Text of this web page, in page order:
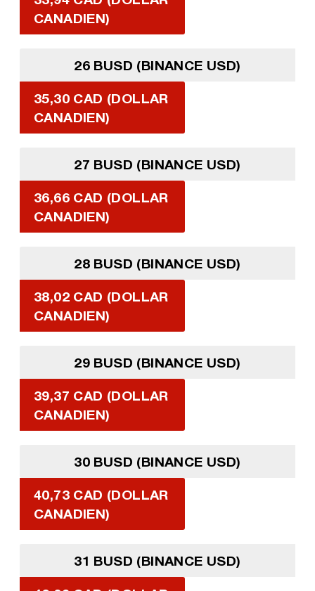
CANADIEN)
26 BUSD (BINANCE USD)
35,30 CAD (DOLLAR
CANADIEN)
27 BUSD (BINANCE USD)
36,66 CAD (DOLLAR
CANADIEN)
28 BUSD (BINANCE USD)
38,02 CAD (DOLLAR
CANADIEN)
29 BUSD (BINANCE USD)
39,37 CAD (DOLLAR
CANADIEN)
30 BUSD (BINANCE USD)
40,73 CAD (DOLLAR
CANADIEN)
31 BUSD (BINANCE USD)